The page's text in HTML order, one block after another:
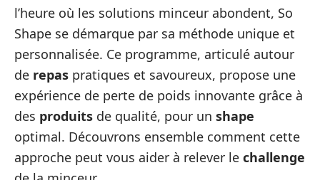
l’heure où les solutions minceur abondent, So
Shape se démarque par sa méthode unique et
personnalisée. Ce programme, articulé autour
de repas pratiques et savoureux, propose une
expérience de perte de poids innovante grâce à
des produits de qualité, pour un shape
optimal. Découvrons ensemble comment cette
approche peut vous aider à relever le challenge